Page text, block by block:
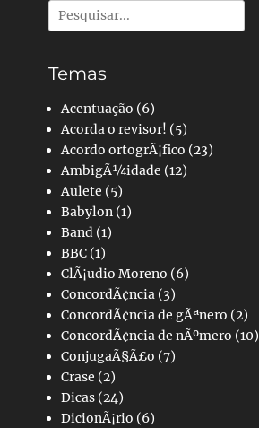
Pesquisar
por:
Temas
Acentuação (6)
Acorda o revisor! (5)
Acordo ortogrÃ¡fico (23)
AmbigÃ¼idade (12)
Aulete (5)
Babylon (1)
Band (1)
BBC (1)
ClÃ¡udio Moreno (6)
ConcordÃ¢ncia (3)
ConcordÃ¢ncia de gÃªnero (2)
ConcordÃ¢ncia de nÃºmero (10)
ConjugaÃ§Ã£o (7)
Crase (2)
Dicas (24)
DicionÃ¡rio (6)